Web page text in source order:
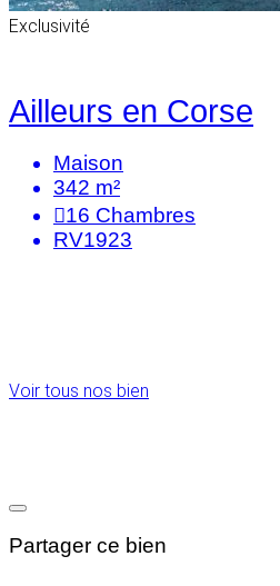
Exclusivité
Ailleurs en Corse
Maison
342 m²
16 Chambres
RV1923
Voir tous nos bien
Partager ce bien